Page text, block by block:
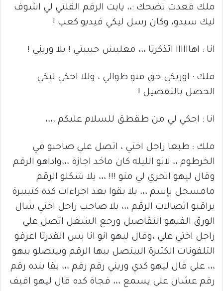
ملك قعدت تضحك :،، يابت الرقم القلتي لي اشوف
ليك سيدو، وكان رسل ليكي فيديو كعب !
انا : اهاااااا اتذكرتا ،،، معليش حبيبتي ! يلا وريني !
ملك : اوريكي حق منو طوالي ، وللا احكي ليكي
الحصل بالتفصيل !
انا : احكي لي من طقطق للسلام عليكم ،،،،
ملك : طبعا راجل اختي ، اتصل علي صاحبو في
الخرطوم ،، لانو الليله كان ماخد اجازة ،،،واداهو الرقم
وقال ليهو اتحري لي منو !!! ،،، يلا شكلو الرقم
مامسجل بإسم ،،، يلا بقوا بعد اجراءات كده كتيييرة
يراقبو اتصالات الرقم ،،، يلا صاحب راجل اختي شال
الورق الفيهو التفاصيل ورجع الشغل اتصل علي
راجل اختي علي ،وقال ليهو انو انا بس القدرتا اعرفو
التلفونات الكتيرة البيتصل بيها الرقم وبيتصلو بيهو
،،، علي قال ليهو كدي وريني رقم رقم ،،، بقا بنده رقم
رقم عشان علي يسمع ،،، فجاة كده قال ليهو اقيف